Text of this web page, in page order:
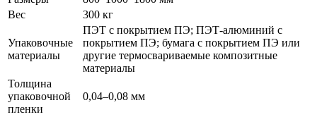
Вес
300 кг
Упаковочные
материалы
ПЭТ с покрытием ПЭ; ПЭТ-алюминий с
покрытием ПЭ; бумага с покрытием ПЭ или
другие термосвариваемые композитные
материалы
Толщина
упаковочной
пленки
0,04–0,08 мм